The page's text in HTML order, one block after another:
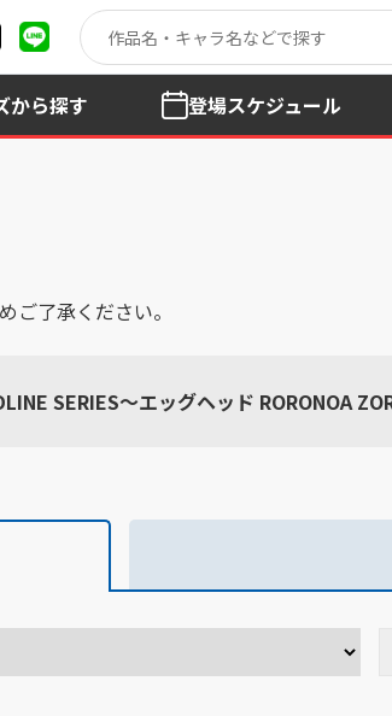
から探す 登場スケジュール
ご了承ください。
SERIES～エッグヘッド RORONOA